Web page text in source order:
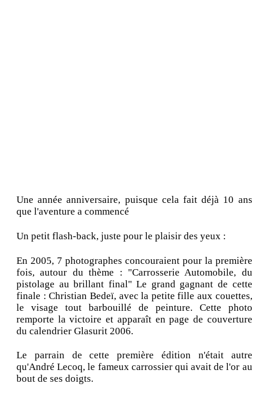
Une année anniversaire, puisque cela fait déjà 10 ans
que l'aventure a commencé
Un petit flash-back, juste pour le plaisir des yeux :
En 2005, 7 photographes concouraient pour la première
fois, autour du thème : "Carrosserie Automobile, du
pistolage au brillant final" Le grand gagnant de cette
finale : Christian Bedeï, avec la petite fille aux couettes,
le visage tout barbouillé de peinture. Cette photo
remporte la victoire et apparaît en page de couverture
du calendrier Glasurit 2006.
Le parrain de cette première édition n'était autre
qu'André Lecoq, le fameux carrossier qui avait de l'or au
bout de ses doigts.